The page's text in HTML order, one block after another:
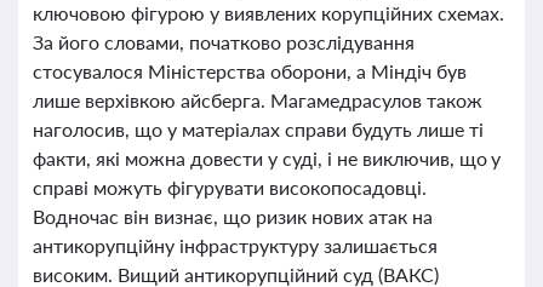
ключовою фігурою у виявлених корупційних схемах.
За його словами, початково розслідування
стосувалося Міністерства оборони, а Міндіч був
лише верхівкою айсберга. Магамедрасулов також
наголосив, що у матеріалах справи будуть лише ті
факти, які можна довести у суді, і не виключив, що у
справі можуть фігурувати високопосадовці.
Водночас він визнає, що ризик нових атак на
антикорупційну інфраструктуру залишається
високим. Вищий антикорупційний суд (ВАКС)